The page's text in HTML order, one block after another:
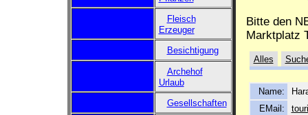
Fleisch
Erzeuger
Besichtigung
Archehof
Urlaub
Gesellschaften
Bitte den
Marktplatz
Alles
Name:
EMail: